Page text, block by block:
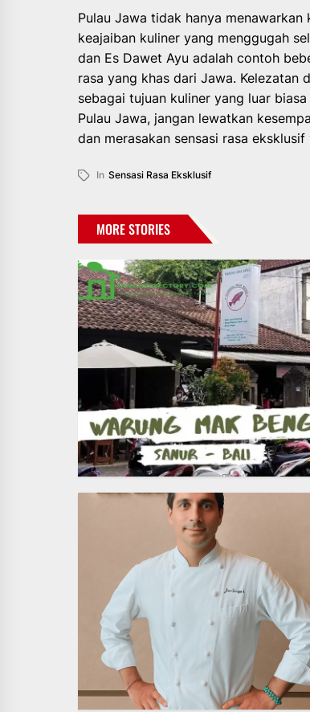
Pulau Jawa tidak hanya
keajaiban kuliner yang menggugah
dan Es Dawet Ayu adalah contoh
rasa yang khas dari Jawa. Kelezatan
sebagai tujuan kuliner yang luar
Pulau Jawa, jangan lewatkan
dan merasakan sensasi rasa
In Sensasi Rasa Eksklusif
MORE STORIES